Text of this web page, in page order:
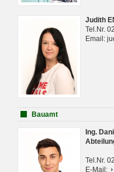
Judith
Tel.Nr.
Email:
Bauamt
Ing.
Tel.Nr.
E-Mail: